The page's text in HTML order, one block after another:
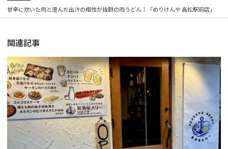
甘辛に炊いた肉と澄んだ出汁の相性が抜群の肉うどん｜「めりけんや 高松駅前店」
関連記事